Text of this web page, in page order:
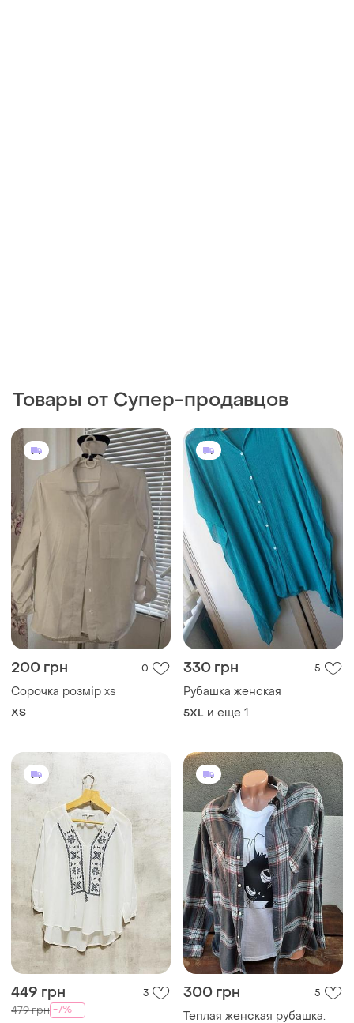
200 грн 0
Сорочка розмір xs
ХS
330 грн 5
Рубашка женская
5XL и еще
449 грн
479 грн
Next
Вишиванка біла із синім
візерунком next 🌷
XXL
300 грн 5
Теплая женская рубашка.
одежда из сша и канады!
L